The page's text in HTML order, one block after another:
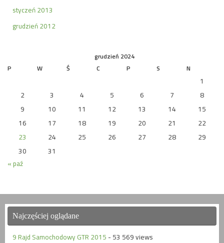
styczeń 2013
grudzień 2012
grudzień 2024
P
W Ś C P S N
1
2
3 4 5 6 7
8
9
10 11 12 13 14
15
16
17 18 19 20 21
22
23
24 25 26 27 28
29
30
31
« paź
Najczęściej oglądane
9 Rajd Samochodowy GTR 2015 - 53 569 views